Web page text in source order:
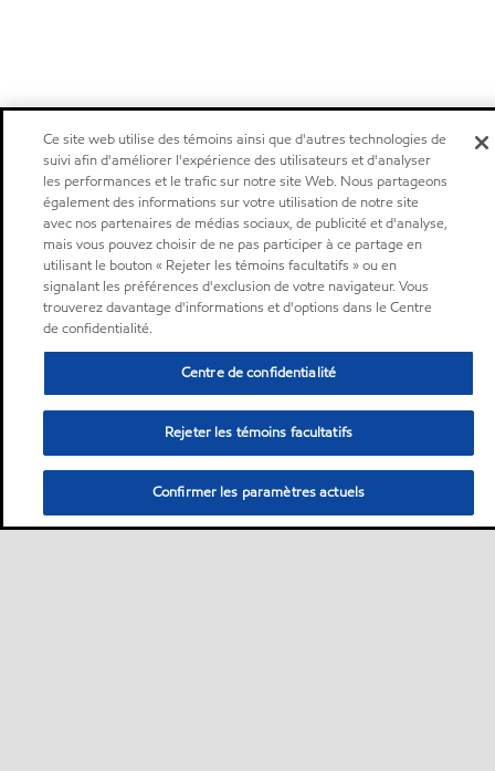
Ce site web utilise des témoins ainsi que d'autres technologies de
suivi afin d'améliorer l'expérience des utilisateurs et d'analyser
les performances et le trafic sur notre site Web. Nous partageons
également des informations sur votre utilisation de notre site
avec nos partenaires de médias sociaux, de publicité et d'analyse,
mais vous pouvez choisir de ne pas participer à ce partage en
utilisant le bouton « Rejeter les témoins facultatifs » ou en
signalant les préférences d'exclusion de votre navigateur. Vous
trouverez davantage d'informations et d'options dans le Centre
de confidentialité.
Centre de confidentialité
Rejeter les témoins facultatifs
Confirmer les paramètres actuels